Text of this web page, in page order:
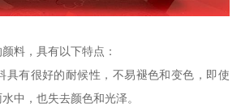
料，具有以下特点：
具有很好的耐候性，不易褪色和变色，即使
中，也失去颜色和光泽。